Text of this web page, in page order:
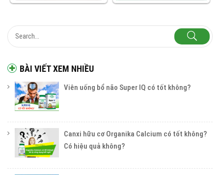
BÀI VIẾT XEM NHIỀU
Viên uống bổ não Super IQ có tốt không?
Canxi hữu cơ Organika Calcium có tốt không?
Có hiệu quả không?